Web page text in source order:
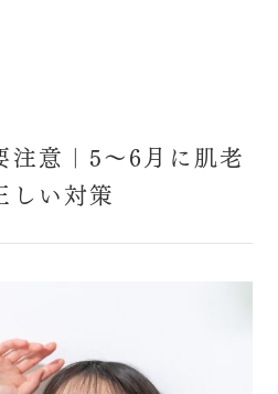
注意｜5〜6月に肌老
しい対策